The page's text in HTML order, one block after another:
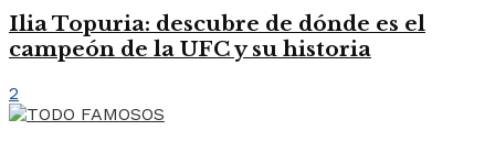
Ilia Topuria: descubre de dónde es el
campeón de la UFC y su historia
2